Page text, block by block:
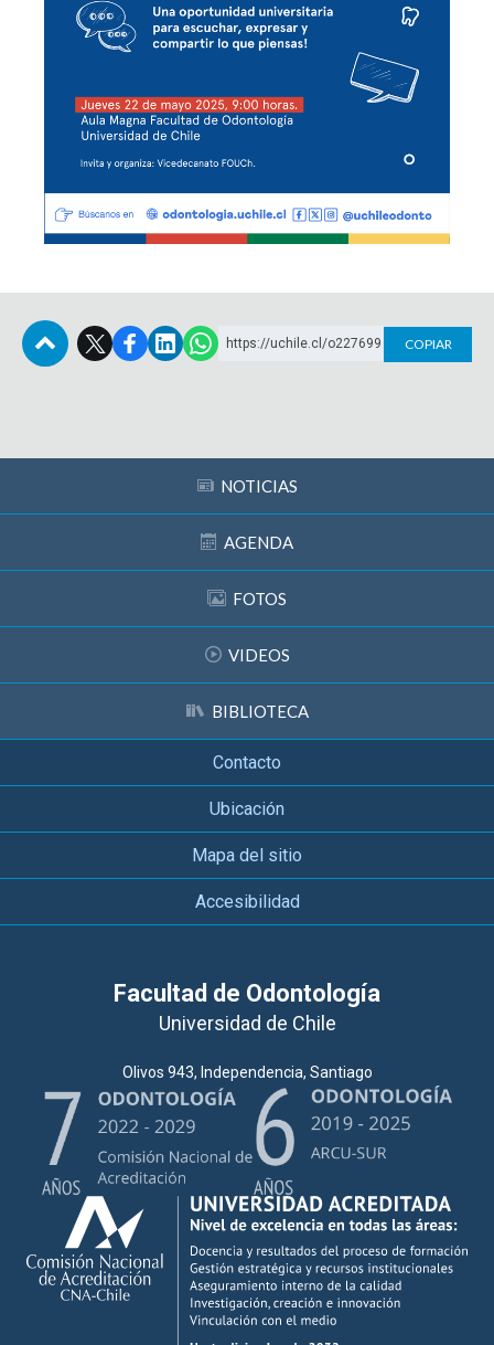
https://uchile.cl/o227699 COPIAR
NOTICIAS
AGENDA
FOTOS
VIDEOS
BIBLIOTECA
Contacto
Ubicación
Mapa del sitio
Accesibilidad
Facultad de Odontología
Universidad de Chile
Olivos 943, Independencia, Santiago